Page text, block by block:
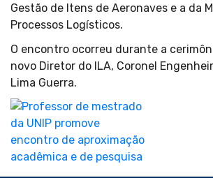
Gestão de Itens de Aeronaves e a da
Processos Logísticos.
O encontro ocorreu durante a
novo Diretor do ILA, Coronel
Lima Guerra.